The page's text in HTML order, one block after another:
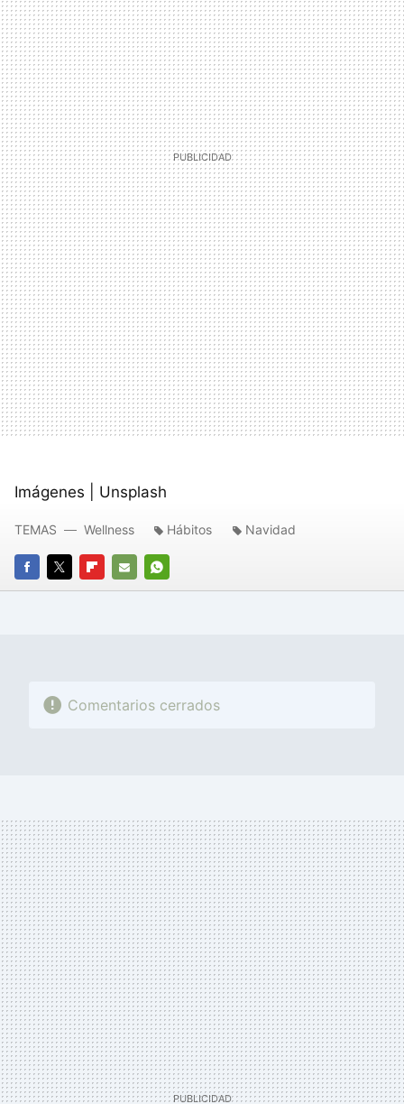
Imágenes | Unsplash
FACEBOOK
TWITTERFLIPBOARD
E-
WHATSAPP
TEMAS Wellness Hábitos Navidad
Comentarios cerrados